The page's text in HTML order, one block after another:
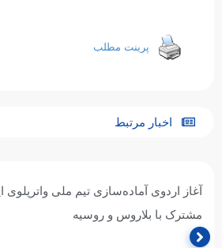
پرینت مطلب
اخبار مرتبط
آغاز اردوی آماده‌سازی تیم ملی واترپلوی
مشترک با بلاروس و روسیه